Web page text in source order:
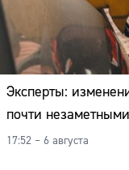
Эксперты:
почти
17:52 – 6 августа